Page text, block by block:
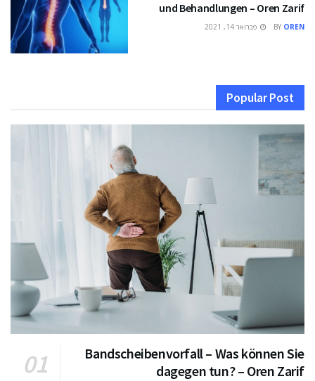
und Behandlungen – Oren Zarif
BY OREN פברואר 14, 2021
Popular Post
Bandscheibenvorfall – Was können Sie
dagegen tun? – Oren Zarif